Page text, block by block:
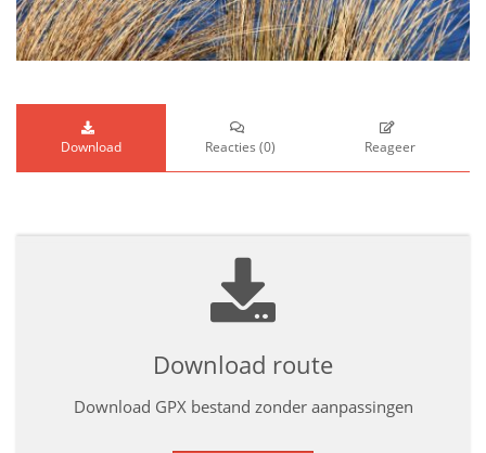
Download Reacties (0) Reageer
Download route
Download GPX bestand zonder aanpassingen